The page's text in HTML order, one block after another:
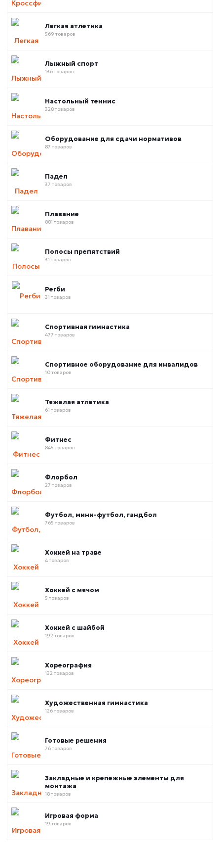
Легкая атлетика
569 товаров
Лыжный спорт
136 товаров
Настольный теннис
328 товаров
Оборудование для сдачи нормативов
87 товаров
Падел
37 товаров
Плавание
881 товаров
Полосы препятствий
31 товаров
Регби
31 товаров
Спортивная гимнастика
477 товаров
Спортивное оборудование для инвалидов
10 товаров
Тяжелая атлетика
61 товаров
Фитнес
845 товаров
Флорбол
27 товаров
Футбол, мини-футбол, гандбол
765 товаров
Хоккей на траве
4 товаров
Хоккей с мячом
5 товаров
Хоккей с шайбой
192 товаров
Хореография
132 товаров
Художественная гимнастика
126 товаров
Готовые решения
76 товаров
Закладные и крепежные элементы для
монтажа
18 товаров
Игровая форма
19 товаров